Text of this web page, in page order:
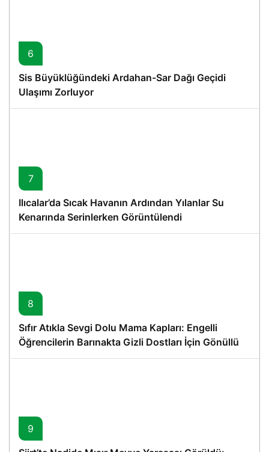
6
Sis Büyüklüğündeki Ardahan-Sar Dağı Geçidi
Ulaşımı Zorluyor
7
Ilıcalar’da Sıcak Havanın Ardından Yılanlar Su
Kenarında Serinlerken Görüntülendi
8
Sıfır Atıkla Sevgi Dolu Mama Kapları: Engelli
Öğrencilerin Barınakta Gizli Dostları İçin Gönüllü
Proje
9